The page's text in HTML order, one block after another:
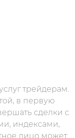
трейдерам.
в первую
сделки с
индексами,
лицо может